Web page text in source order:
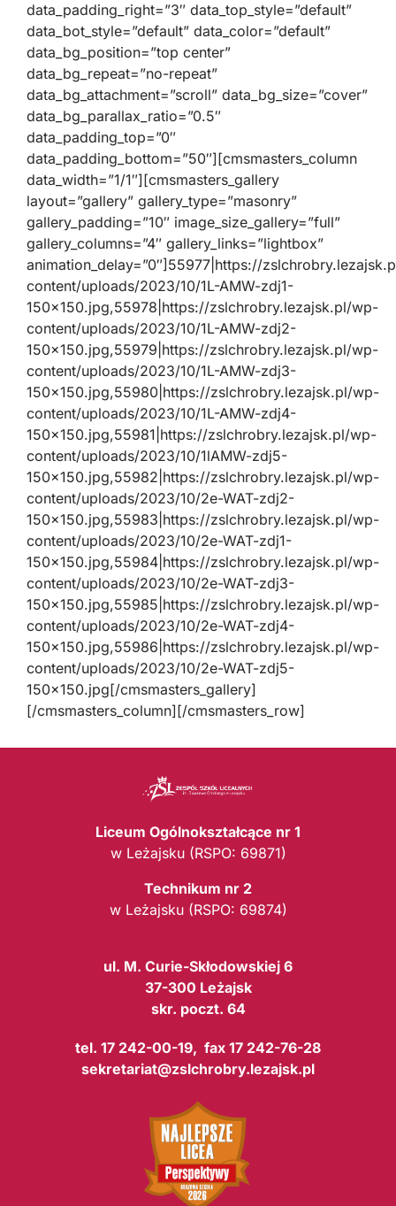
data_padding_right=”3″ data_top_style=”default”
data_bot_style=”default” data_color=”default”
data_bg_position=”top center”
data_bg_repeat=”no-repeat”
data_bg_attachment=”scroll” data_bg_size=”cover”
data_bg_parallax_ratio=”0.5″
data_padding_top=”0″
data_padding_bottom=”50″][cmsmasters_column
data_width=”1/1″][cmsmasters_gallery
layout=”gallery” gallery_type=”masonry”
gallery_padding=”10″ image_size_gallery=”full”
gallery_columns=”4″ gallery_links=”lightbox”
animation_delay=”0″]55977|https://
content/uploads/2023/10/1L-AMW-zdj1-
150×150.jpg,55978|https://zslchrobry.lezajsk.pl/wp-
content/uploads/2023/10/1L-AMW-zdj2-
150×150.jpg,55979|https://zslchrobry.lezajsk.pl/wp-
content/uploads/2023/10/1L-AMW-zdj3-
150×150.jpg,55980|https://zslchrobry.lezajsk.pl/wp-
content/uploads/2023/10/1L-AMW-zdj4-
150×150.jpg,55981|https://zslchrobry.lezajsk.pl/wp-
content/uploads/2023/10/1lAMW-zdj5-
150×150.jpg,55982|https://zslchrobry.lezajsk.pl/wp-
content/uploads/2023/10/2e-WAT-zdj2-
150×150.jpg,55983|https://zslchrobry.lezajsk.pl/wp-
content/uploads/2023/10/2e-WAT-zdj1-
150×150.jpg,55984|https://zslchrobry.lezajsk.pl/wp-
content/uploads/2023/10/2e-WAT-zdj3-
150×150.jpg,55985|https://zslchrobry.lezajsk.pl/wp-
content/uploads/2023/10/2e-WAT-zdj4-
150×150.jpg,55986|https://zslchrobry.lezajsk.pl/wp-
content/uploads/2023/10/2e-WAT-zdj5-
150×150.jpg[/cmsmasters_gallery]
[/cmsmasters_column][/cmsmasters_row]
Liceum Ogólnokształcące nr 1
w Leżajsku (RSPO: 69871)
Technikum nr 2
w Leżajsku (RSPO: 69874)
ul. M. Curie-Skłodowskiej 6
37-300 Leżajsk
skr. poczt. 64
tel. 17 242-00-19, fax 17 242-76-28
sekretariat@zslchrobry.lezajsk.pl